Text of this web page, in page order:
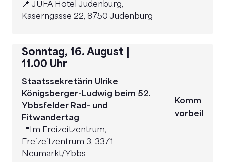
📍 JUFA Hotel Judenburg,
Kaserngasse 22, 8750 Judenburg
Sonntag, 16. August |
11.00 Uhr
Staatssekretärin Ulrike
Königsberger-Ludwig beim 52.
Ybbsfelder Rad- und
Fitwandertag
📍Im Freizeitzentrum,
Freizeitzentrum 3, 3371
Neumarkt/Ybbs
Komm
vorbei!